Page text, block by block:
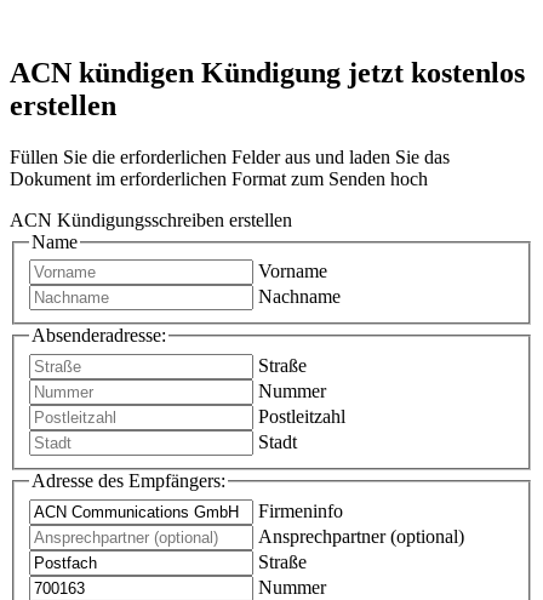
ACN kündigen Kündigung jetzt kostenlos
erstellen
Füllen Sie die erforderlichen Felder aus und laden Sie das
Dokument im erforderlichen Format zum Senden hoch
ACN Kündigungsschreiben erstellen
Name
Vorname
Nachname
Absenderadresse:
Straße
Nummer
Postleitzahl
Stadt
Adresse des Empfängers:
Firmeninfo
Ansprechpartner (optional)
Straße
Nummer